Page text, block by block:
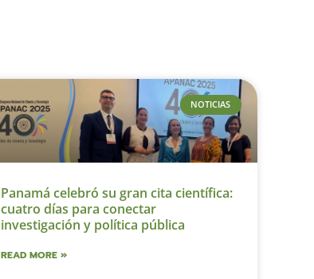
NOTICIAS
Panamá celebró su gran cita científica:
cuatro días para conectar
investigación y política pública
READ MORE »